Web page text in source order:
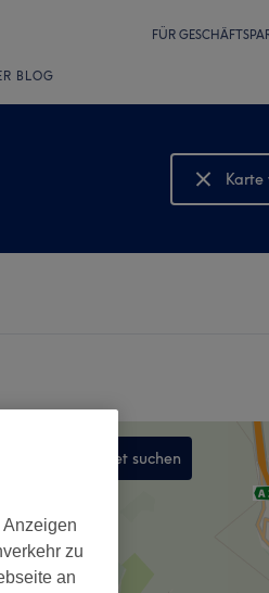
FÜR
BLOG
Karte
Karte
In diesem Gebiet suchen
zu
an